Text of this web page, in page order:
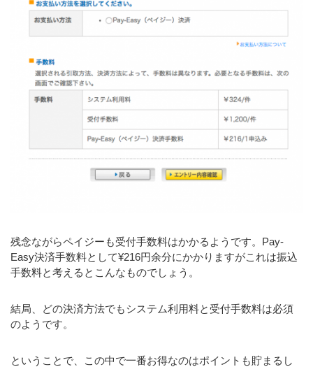
残念ながらペイジーも受付手数料はかかるようです。Pay-
Easy決済手数料として¥216円余分にかかりますがこれは振込
手数料と考えるとこんなものでしょう。
結局、どの決済方法でもシステム利用料と受付手数料は必須
のようです。
ということで、この中で一番お得なのはポイントも貯まるし